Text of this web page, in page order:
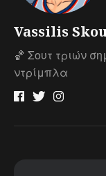
Vassilis
🏀 Σουτ τριών
ντρίμπλα